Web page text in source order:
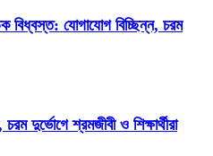
বিধ্বস্ত: যোগাযোগ বিচ্ছিন্ন, চরম
দুর্ভোগে শ্রমজীবী ও শিক্ষার্থীরা